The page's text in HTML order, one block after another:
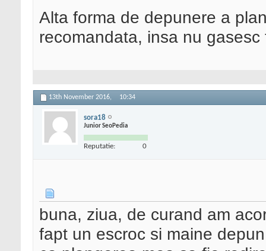
Alta forma de depunere a
recomandata, insa nu
13th November 2016, 10:34
sora18
Junior SeoPedia
Reputatie: 0
buna, ziua, de curand am
fapt un escroc si maine